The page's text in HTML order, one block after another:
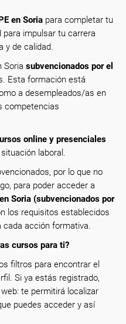
en Soria para completar tu
impulsar tu carrera
y de calidad.
Soria subvencionados por el
Esta formación está
a desempleados/as en
competencias
online y presenciales
laboral.
por lo que no
para poder acceder a
Soria (subvencionados por
los requisitos establecidos
cada acción formativa.
cursos para ti?
filtros para encontrar el
Si ya estás registrado,
te permitirá localizar
puedes acceder y así